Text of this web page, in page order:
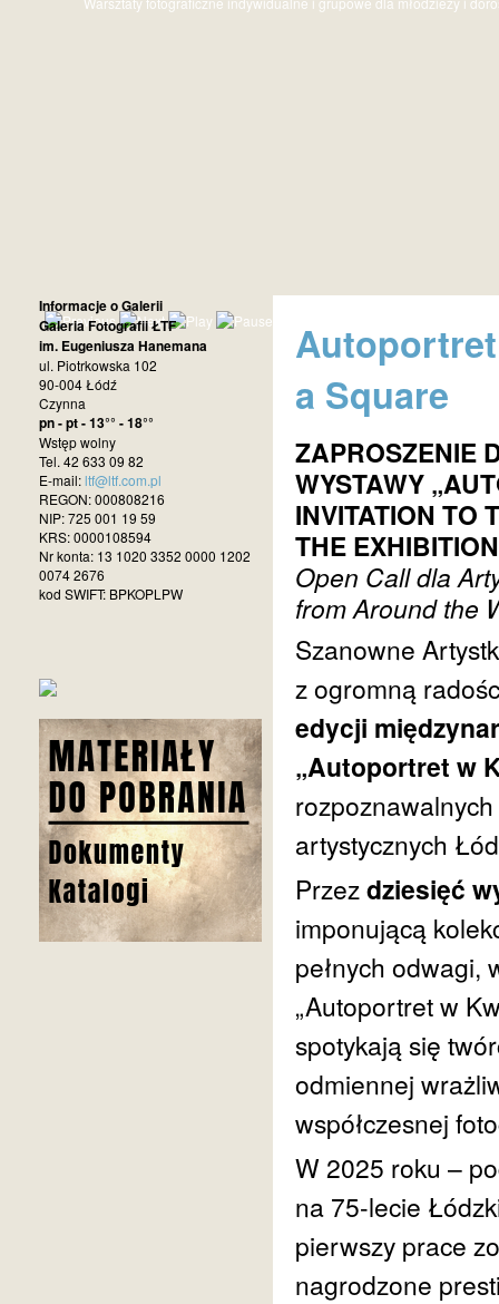
a Square
ZAPROSZENIE
WYSTAWY
INVITATION TO
THE
Open Call dla
from Around the
Szanowne
z ogromną
edycji
„Autoportret w
artystycznych
Przezdziesięć
imponującą
pełnych odwagi,
„Autoportret w
spotykają się
odmiennej
współczesnej
W 2025 roku –
na 75-lecie
pierwszy prace
nagrodzone
Informacje o Galerii
Galeria Fotografii ŁTF
im. Eugeniusza Hanemana
ul. Piotrkowska 102
90-004 Łódź
Czynna
pn - pt - 13°° - 18°°
Wstęp wolny
Tel. 42 633 09 82
E-mail:ltf@ltf.com.pl
REGON: 000808216
NIP: 725 001 19 59
KRS: 0000108594
Nr konta: 13 1020 3352 0000 1202
0074 2676
kod SWIFT: BPKOPLPW